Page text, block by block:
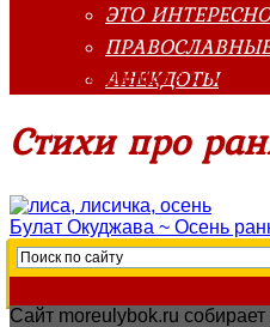
ЭТО ИНТЕРЕСНО
АНЕКДОТЫ
Главная страница»Стихи
Стихи про
Булат Окуджава ~ Осень
Сайт moreulybok.ru